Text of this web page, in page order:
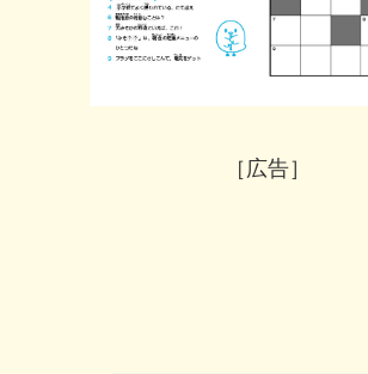
［広告］